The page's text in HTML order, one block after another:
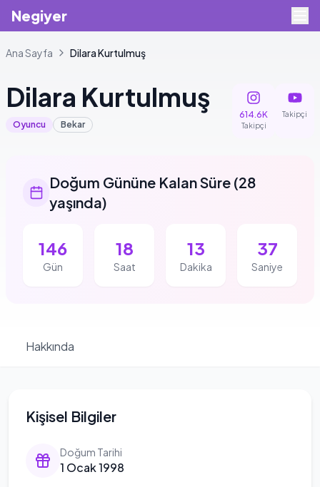
Negiyer
Ana Sayfa DilaraKurtulmuş
Dilara Kurtulmuş
Oyuncu Bekar
614.6K
Takipçi
Takipçi
Doğum Gününe Kalan Süre (28
yaşında)
146
Gün
18
Saat
13
Dakika
36
Saniye
Hakkında
Kişisel Bilgiler
Doğum Tarihi
1 Ocak 1998